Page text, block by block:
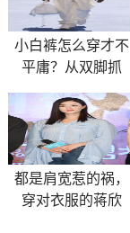
小白裤怎么穿才不
平庸？从双脚抓
都是肩宽惹的祸，
穿对衣服的蒋欣